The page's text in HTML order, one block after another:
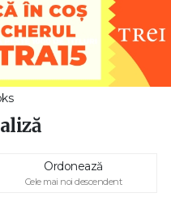
Ordonează
Cele mai noi descendent